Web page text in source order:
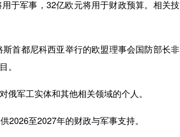
军事，32亿欧元将用于财政预算。相关技
首都尼科西亚举行的欧盟理事会国防部长非
。
军工实体和其他相关领域的个人。
至2027年的财政与军事支持。